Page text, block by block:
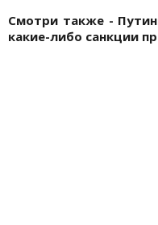
Смотри также -
какие-либо санкции